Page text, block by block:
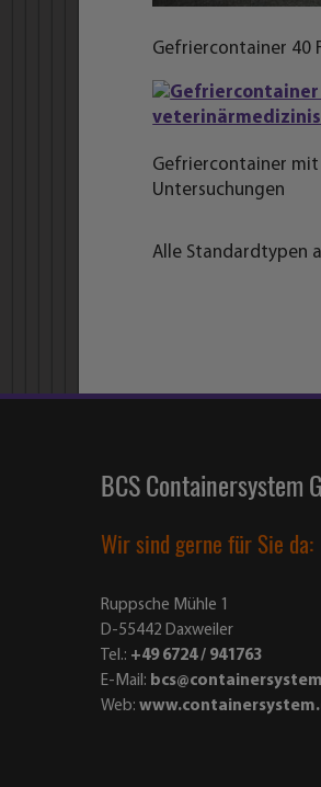
Gefriercontainer 40
Gefriercontainer mit
Untersuchungen
Alle Standardtypen
BCS Containersystem
Wir sind gerne für Sie da:
Ruppsche Mühle 1
D-55442 Daxweiler
Tel.: +49 6724 / 941763
E-Mail:
Web: